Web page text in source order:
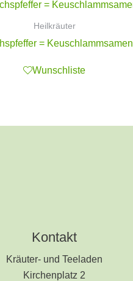
Heilkräuter
= Keuschlammsamen
Wunschliste
Kontakt
Kräuter- und Teeladen
Kirchenplatz 2